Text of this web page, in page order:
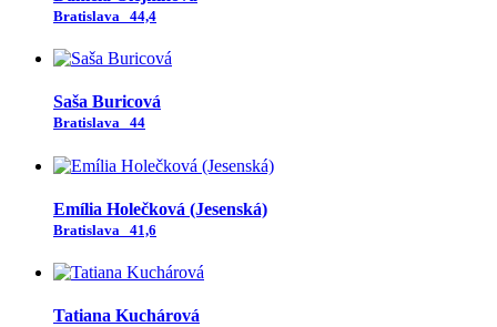
Bratislava 44,4
Saša Buricová
Bratislava 44
Emília Holečková (Jesenská)
Bratislava 41,6
Tatiana Kuchárová